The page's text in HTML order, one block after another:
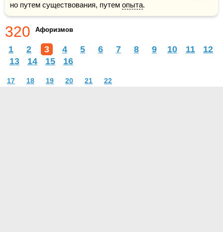
но путем существования, путем опыта.
320 Афоризмов
1 2 3 4 5 6 7 8 9 10 11
12
13
14 15 16
17 18 19 20 21 22